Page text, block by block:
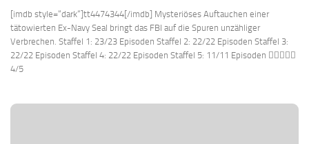
[imdb style=“dark“]tt4474344[/imdb] Mysteriöses Auftauchen einer
tätowierten Ex-Navy Seal bringt das FBI auf die Spuren unzähliger
Verbrechen. Staffel 1: 23/23 Episoden Staffel 2: 22/22 Episoden Staffel 3:
22/22 Episoden Staffel 4: 22/22 Episoden Staffel 5: 11/11 Episoden 
4/5